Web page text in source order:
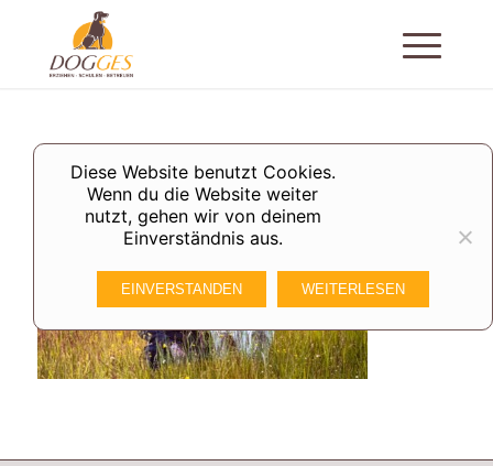
Diese Website benutzt Cookies.
Wenn du die Website weiter
nutzt, gehen wir von deinem
Einverständnis aus.
EINVERSTANDEN WEITERLESEN